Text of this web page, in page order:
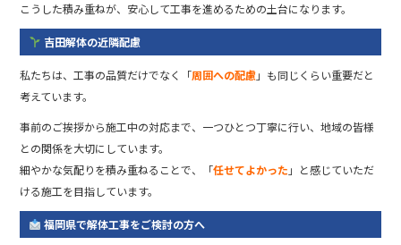
こうした積み重ねが、安心して工事を進めるための土台になります。
吉田解体の近隣配慮
私たちは、工事の品質だけでなく「周囲への配慮」も同じくらい重要だと
考えています。
事前のご挨拶から施工中の対応まで、一つひとつ丁寧に行い、地域の皆様
との関係を大切にしています。
細やかな気配りを積み重ねることで、「任せてよかった 」と感じていただ
ける施工を目指しています。
福岡県で解体工事をご検討の方へ